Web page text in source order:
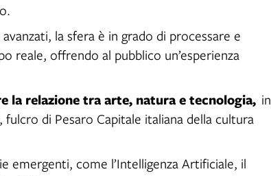
la sfera è in grado di processare e
reale, offrendo al pubblico un’esperienza
la relazione tra arte, natura e tecnologia, in
di Pesaro Capitale italiana della cultura
emergenti, come l’Intelligenza Artificiale, il